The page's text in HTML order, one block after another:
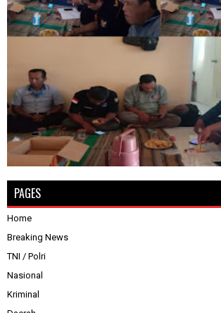
PAGES
Home
Breaking News
TNI / Polri
Nasional
Kriminal